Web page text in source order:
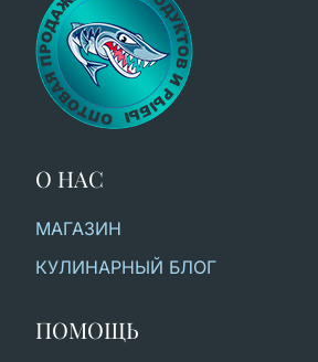
О НАС
МАГАЗИН
КУЛИНАРНЫЙ БЛОГ
ПОМОЩЬ